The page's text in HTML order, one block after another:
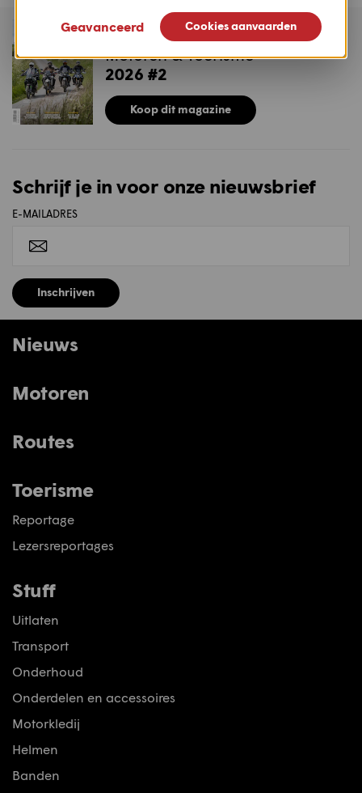
MAGAZINE
Motoren & Toerisme
2026 #2
Koop dit magazine
Schrijf je in voor onze nieuwsbrief
E-MAILADRES
Inschrijven
Nieuws
Motoren
Routes
Toerisme
Reportage
Lezersreportages
Stuff
Uitlaten
Transport
Onderhoud
Onderdelen en accessoires
Motorkledij
Helmen
Banden
Geavanceerd Cookies aanvaarden